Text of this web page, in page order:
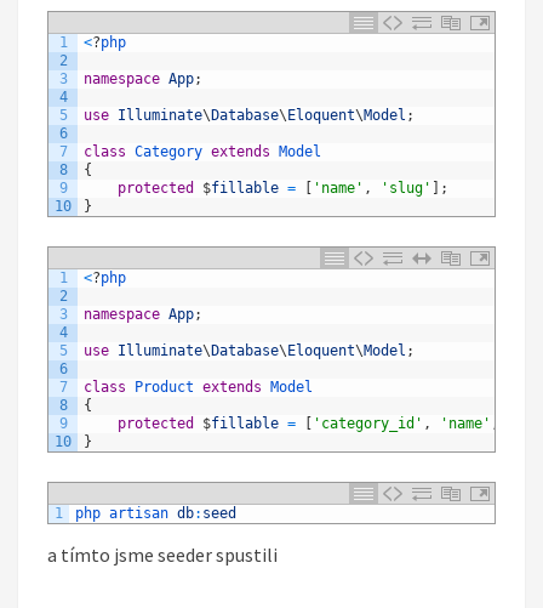
1
2
3
4
5
6
7
8
9
10
<?php
namespace App;
use Illuminate\ Database\ Eloquent\Model ;
class Category extends
Model
{
protected
$fillable = 'name' , 'slug'
;
}
1
2
3
4
5
6
7
8
9
10
<?php
namespace App;
use Illuminate\ Database\ Eloquent\Model ;
class Product extends
Model
{
protected
$fillable = 'category_id' , 'name' ,
}
1 php artisan db: seed
a tímto jsme seeder spustili